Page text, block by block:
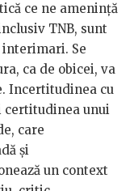
ce ne amenință
TNB, sunt
Se
ca de obicei, va
Incertitudinea cu
unui
care
și
un context